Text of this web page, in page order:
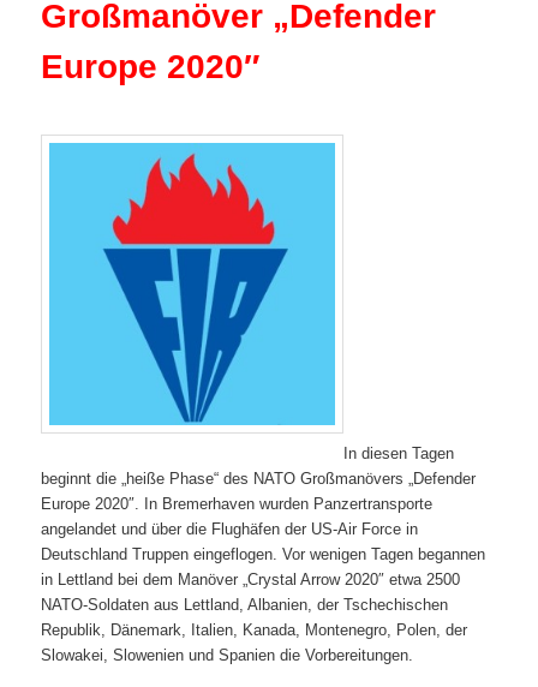
Großmanöver „Defender
Europe 2020″
In diesen Tagen
beginnt die „heiße Phase“ des NATO Großmanövers „Defender
Europe 2020″. In Bremerhaven wurden Panzertransporte
angelandet und über die Flughäfen der US-Air Force in
Deutschland Truppen eingeflogen. Vor wenigen Tagen begannen
in Lettland bei dem Manöver „Crystal Arrow 2020″ etwa 2500
NATO-Soldaten aus Lettland, Albanien, der Tschechischen
Republik, Dänemark, Italien, Kanada, Montenegro, Polen, der
Slowakei, Slowenien und Spanien die Vorbereitungen.